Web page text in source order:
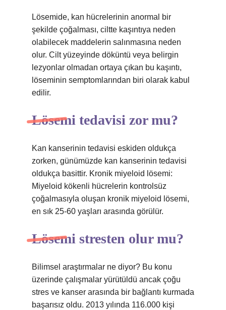
Lösemide, kan hücrelerinin anormal bir
şekilde çoğalması, ciltte kaşıntıya neden
olabilecek maddelerin salınmasına neden
olur. Cilt yüzeyinde döküntü veya belirgin
lezyonlar olmadan ortaya çıkan bu kaşıntı,
löseminin semptomlarından biri olarak kabul
edilir.
Lösemi tedavisi zor mu?
Kan kanserinin tedavisi eskiden oldukça
zorken, günümüzde kan kanserinin tedavisi
oldukça basittir. Kronik miyeloid lösemi:
Miyeloid kökenli hücrelerin kontrolsüz
çoğalmasıyla oluşan kronik miyeloid lösemi,
en sık 25-60 yaşları arasında görülür.
Lösemi stresten olur mu?
Bilimsel araştırmalar ne diyor? Bu konu
üzerinde çalışmalar yürütüldü ancak çoğu
stres ve kanser arasında bir bağlantı kurmada
başarısız oldu. 2013 yılında 116.000 kişi